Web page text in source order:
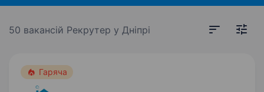
50 вакансій Рекрутер у Дніпрі
Гаряча